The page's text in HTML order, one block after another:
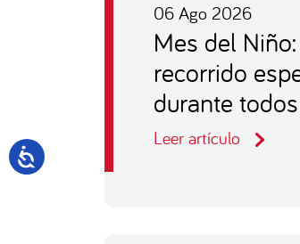
06 Ago 2026
Mes del
recorrido
durante
Leer artículo